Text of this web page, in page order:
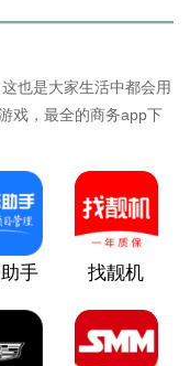
也是大家生活中都会用
戏，最全的商务app下
手 找靓机